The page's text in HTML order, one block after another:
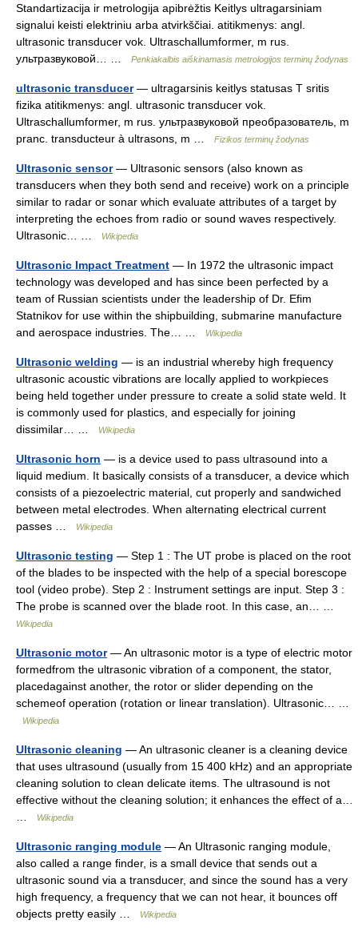
Standartizacija ir metrologija apibrėžtis Keitlys ultragarsiniam
signalui keisti elektriniu arba atvirkščiai. atitikmenys: angl.
ultrasonic transducer vok. Ultraschallumformer, m rus.
ультразвуковой… …
Penkiakalbis aiškinamasis metrologijos terminų žodynas
ultrasonic transducer— ultragarsinis keitlys statusas T sritis
fizika atitikmenys: angl. ultrasonic transducer vok.
Ultraschallumformer, m rus. ультразвуковой преобразователь, m
pranc. transducteur à ultrasons, m …
Fizikos terminų žodynas
Ultrasonic sensor— Ultrasonic sensors (also known as
transducers when they both send and receive) work on a principle
similar to radar or sonar which evaluate attributes of a target by
interpreting the echoes from radio or sound waves respectively.
Ultrasonic… …
Wikipedia
Ultrasonic Impact Treatment — In 1972 the ultrasonic impact
technology was developed and has since been perfected by a
team of Russian scientists under the leadership of Dr. Efim
Statnikov for use within the shipbuilding, submarine manufacture
and aerospace industries. The… …
Wikipedia
Ultrasonic welding — is an industrial whereby high frequency
ultrasonic acoustic vibrations are locally applied to workpieces
being held together under pressure to create a solid state weld. It
is commonly used for plastics, and especially for joining
dissimilar… …
Wikipedia
Ultrasonic horn — is a device used to pass ultrasound into a
liquid medium. It basically consists of a transducer, a device which
consists of a piezoelectric material, cut properly and sandwiched
between metal electrodes. When alternating electrical current
passes …
Wikipedia
Ultrasonic testing — Step 1 : The UT probe is placed on the root
of the blades to be inspected with the help of a special borescope
tool (video probe). Step 2 : Instrument settings are input. Step 3 :
The probe is scanned over the blade root. In this case, an… …
Wikipedia
Ultrasonic motor— An ultrasonic motor is a type of electric motor
formedfrom the ultrasonic vibration of a component, the stator,
placedagainst another, the rotor or slider depending on the
schemeof operation (rotation or linear translation). Ultrasonic… …
Wikipedia
Ultrasonic cleaning — An ultrasonic cleaner is a cleaning device
that uses ultrasound (usually from 15 400 kHz) and an appropriate
cleaning solution to clean delicate items. The ultrasound is not
effective without the cleaning solution; it enhances the effect of a…
Wikipedia
Ultrasonic ranging module — An Ultrasonic ranging module,
also called a range finder, is a small device that sends out a
ultrasonic sound via a transducer, and since the sound has a very
high frequency, a frequency that we can not hear, it bounces off
objects pretty easily …
Wikipedia